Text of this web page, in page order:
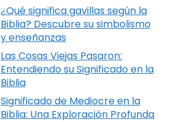
¿Qué significa gavillas según la
Biblia? Descubre su simbolismo
y enseñanzas
Las Cosas Viejas Pasaron:
Entendiendo su Significado en la
Biblia
Significado de Mediocre en la
Biblia: Una Exploración Profunda